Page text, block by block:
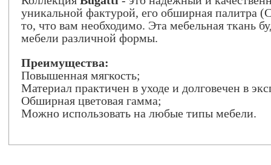
уникальной фактурой, его обширная палитра
то, что вам необходимо. Эта мебельная ткань
мебели различной формы.
Преимущества:
Повышенная мягкость;
Материал практичен в уходе и долговечен в
Обширная цветовая гамма;
Можно использовать на любые типы мебели.